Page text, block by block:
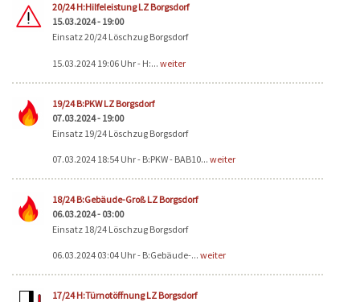
20/24 H:Hilfeleistung LZ Borgsdorf
15.03.2024 - 19:00
Einsatz 20/24 Löschzug Borgsdorf
15.03.2024 19:06 Uhr - H:... weiter
19/24 B:PKW LZ Borgsdorf
07.03.2024 - 19:00
Einsatz 19/24 Löschzug Borgsdorf
07.03.2024 18:54 Uhr - B:PKW - BAB10... weiter
18/24 B:Gebäude-Groß LZ Borgsdorf
06.03.2024 - 03:00
Einsatz 18/24 Löschzug Borgsdorf
06.03.2024 03:04 Uhr - B:Gebäude-... weiter
17/24 H:Türnotöffnung LZ Borgsdorf